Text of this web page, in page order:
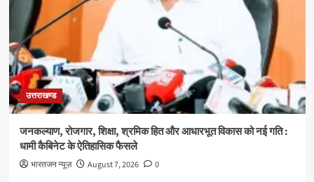
उत्तराखण्ड
जनकल्याण, रोजगार, शिक्षा, श्रमिक हित और आधारभूत विकास को नई गति :
धामी कैबिनेट के ऐतिहासिक फैसले
भारतजन न्यूज़ August 7, 2026 0